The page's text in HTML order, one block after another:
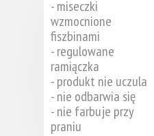
- miseczki
wzmocnione
fiszbinami
- regulowane
ramiączka
- produkt nie uczula
- nie odbarwia się
- nie farbuje przy
praniu